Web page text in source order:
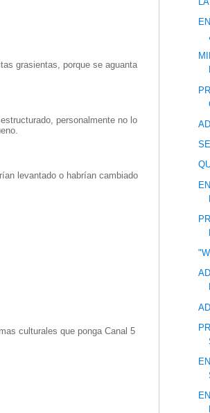
grasientas, porque se aguanta
personalmente no lo
levantado o habrían cambiado
culturales que ponga Canal 5